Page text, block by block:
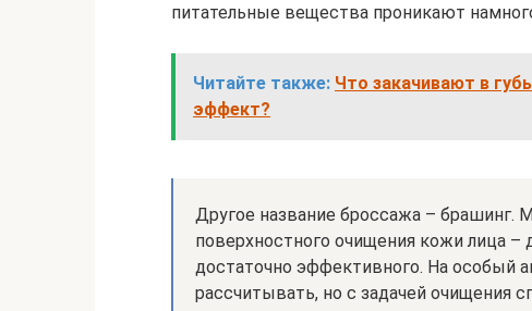
питательные вещества проникают
Читайте также: Что закачивают в
эффект?
Другое название броссажа – брашинг.
поверхностного очищения кожи лица –
достаточно эффективного. На особый
рассчитывать, но с задачей очищения